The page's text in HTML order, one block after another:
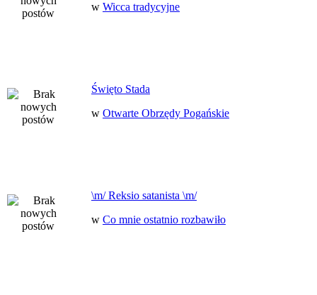
w Wicca tradycyjne
Święto Stada
w Otwarte Obrzędy Pogańskie
\m/ Reksio satanista \m/
w Co mnie ostatnio rozbawiło